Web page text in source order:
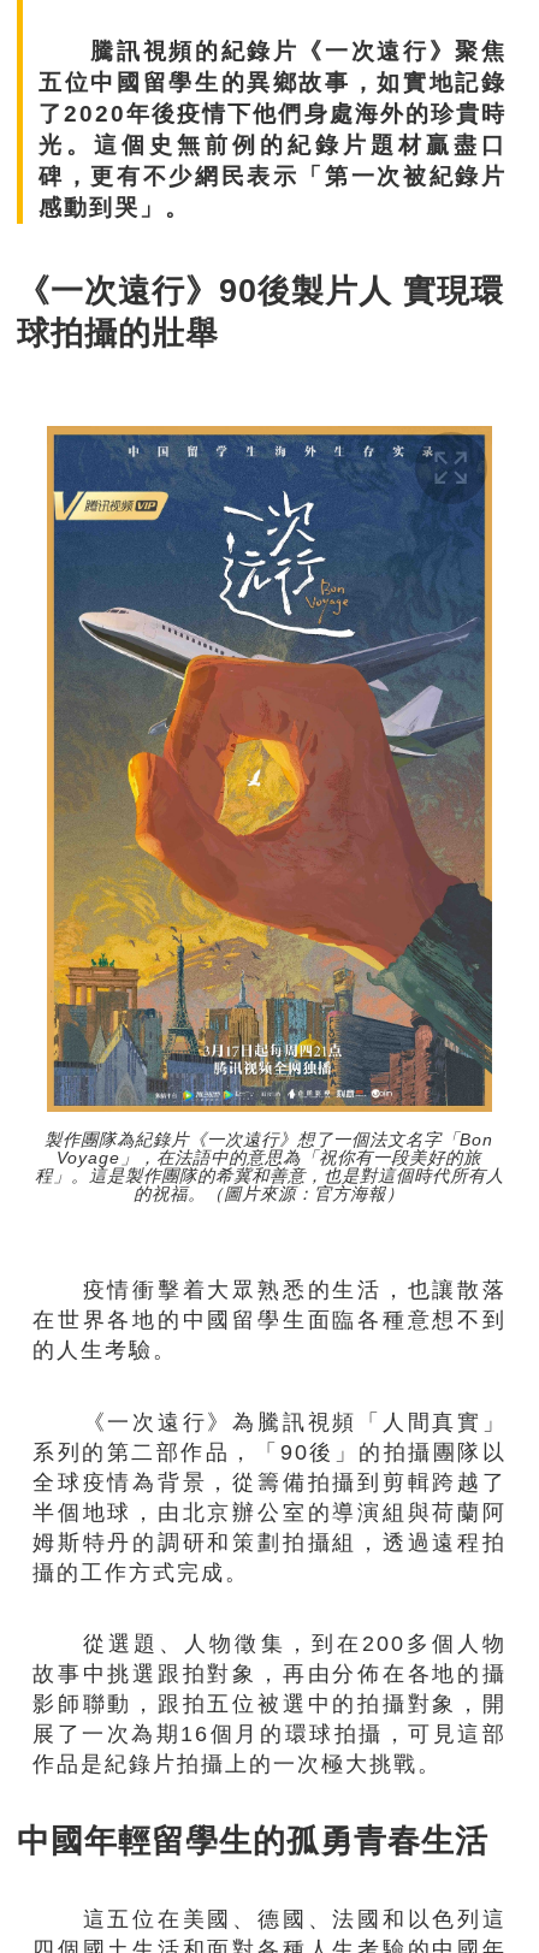
騰訊視頻的紀錄片《一次遠行》聚焦
五位中國留學生的異鄉故事，如實地記錄
了2020年後疫情下他們身處海外的珍貴時
光。這個史無前例的紀錄片題材贏盡口
碑，更有不少網民表示「第一次被紀錄片
感動到哭」。
《一次遠行》90後製片人 實現環
球拍攝的壯舉
製作團隊為紀錄片《一次遠行》想了一個法文名字「Bon
Voyage」，在法語中的意思為「祝你有一段美好的旅
程」。這是製作團隊的希冀和善意，也是對這個時代所有人
的祝福。（圖片來源：官方海報）
疫情衝擊着大眾熟悉的生活，也讓散落
在世界各地的中國留學生面臨各種意想不到
的人生考驗。
《一次遠行》為騰訊視頻「人間真實」
系列的第二部作品，「90後」的拍攝團隊以
全球疫情為背景，從籌備拍攝到剪輯跨越了
半個地球，由北京辦公室的導演組與荷蘭阿
姆斯特丹的調研和策劃拍攝組，透過遠程拍
攝的工作方式完成。
從選題、人物徵集，到在200多個人物
故事中挑選跟拍對象，再由分佈在各地的攝
影師聯動，跟拍五位被選中的拍攝對象，開
展了一次為期16個月的環球拍攝，可見這部
作品是紀錄片拍攝上的一次極大挑戰。
中國年輕留學生的孤勇青春生活
這五位在美國、德國、法國和以色列這